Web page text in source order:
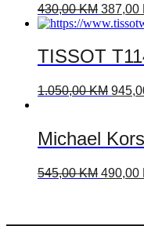
430,00KM 387,00
TISSOT
1.050,00KM
Michael
545,00KM 490,00